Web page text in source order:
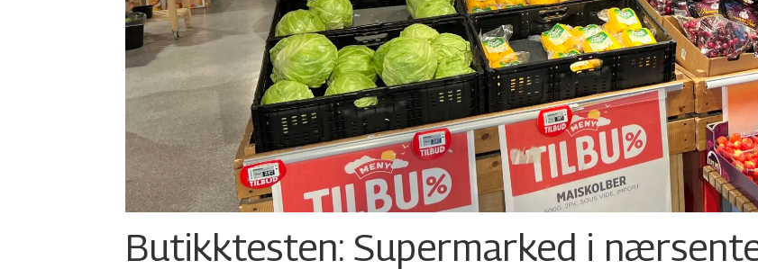
Butikktesten: Supermarked i